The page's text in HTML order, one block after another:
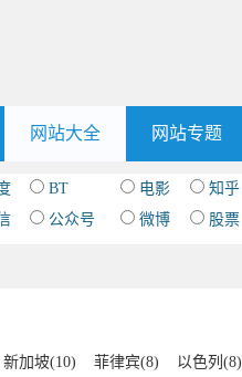
网站大全 网站专题
BT 电影 知乎
公众号 微博 股票
新加坡(10) 菲律宾(8) 以色列(8)